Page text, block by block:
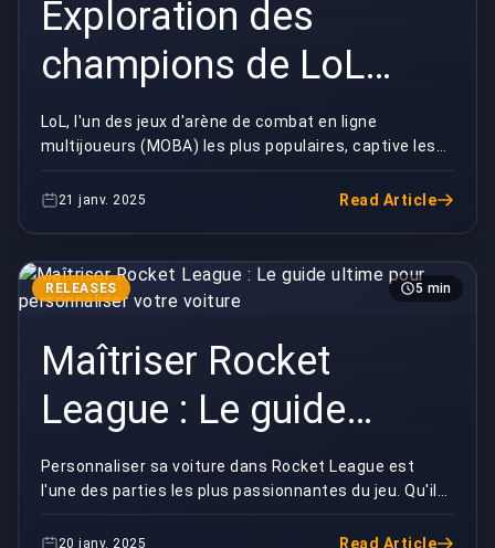
Exploration des
champions de LoL
possédant le plus
grand nombre de skins
LoL, l'un des jeux d'arène de combat en ligne
multijoueurs (MOBA) les plus populaires, captive les
joueurs du monde entier depuis sa sortie en 2009. S...
21 janv. 2025 Read Article
RELEASES 5 min
Maîtriser Rocket
League : Le guide
ultime pour
personnaliser votre
Personnaliser sa voiture dans Rocket League est
l'une des parties les plus passionnantes du jeu. Qu'il
s'agisse de choisir la peinture parfaite ou d'a...
20 janv. 2025 Read Article